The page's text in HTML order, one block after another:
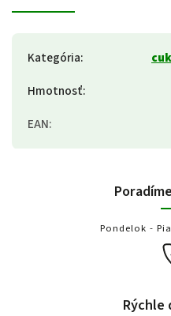
Kategória:
Hmotnosť:
EAN:
Pondelok -
Rýchle